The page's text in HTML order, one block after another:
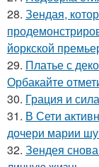
28. Зендая,
йоркской
29. Платье с
Орбакайте
30. Грация и
31. В Сети
дочери марии
32. Зендея